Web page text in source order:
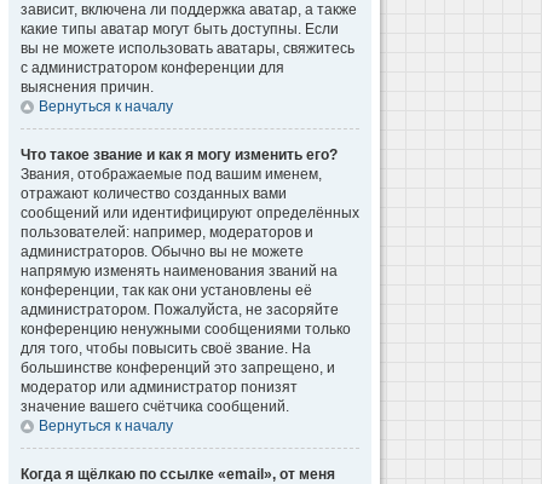
зависит, включена ли поддержка аватар, а также
какие типы аватар могут быть доступны. Если
вы не можете использовать аватары, свяжитесь
с администратором конференции для
выяснения причин.
Вернуться к началу
Что такое звание и как я могу изменить его?
Звания, отображаемые под вашим именем,
отражают количество созданных вами
сообщений или идентифицируют определённых
пользователей: например, модераторов и
администраторов. Обычно вы не можете
напрямую изменять наименования званий на
конференции, так как они установлены её
администратором. Пожалуйста, не засоряйте
конференцию ненужными сообщениями только
для того, чтобы повысить своё звание. На
большинстве конференций это запрещено, и
модератор или администратор понизят
значение вашего счётчика сообщений.
Вернуться к началу
Когда я щёлкаю по ссылке «email», от меня